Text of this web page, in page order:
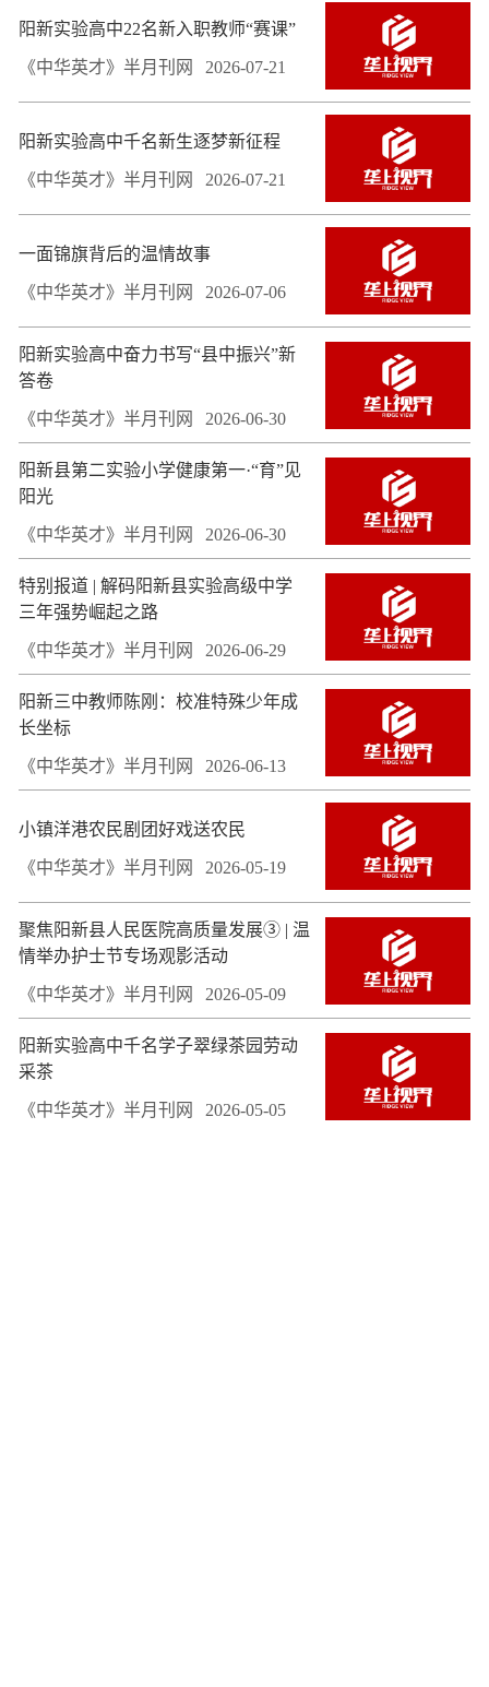
阳新实验高中22名新入职教师“赛课”
《中华英才》半月刊网 2026-07-21
阳新实验高中千名新生逐梦新征程
《中华英才》半月刊网 2026-07-21
一面锦旗背后的温情故事
《中华英才》半月刊网 2026-07-06
阳新实验高中奋力书写“县中振兴”新
答卷
《中华英才》半月刊网 2026-06-30
阳新县第二实验小学健康第一·“育”见
阳光
《中华英才》半月刊网 2026-06-30
特别报道 | 解码阳新县实验高级中学
三年强势崛起之路
《中华英才》半月刊网 2026-06-29
阳新三中教师陈刚：校准特殊少年成
长坐标
《中华英才》半月刊网 2026-06-13
小镇洋港农民剧团好戏送农民
《中华英才》半月刊网 2026-05-19
聚焦阳新县人民医院高质量发展③ | 温
情举办护士节专场观影活动
《中华英才》半月刊网 2026-05-09
阳新实验高中千名学子翠绿茶园劳动
采茶
《中华英才》半月刊网 2026-05-05